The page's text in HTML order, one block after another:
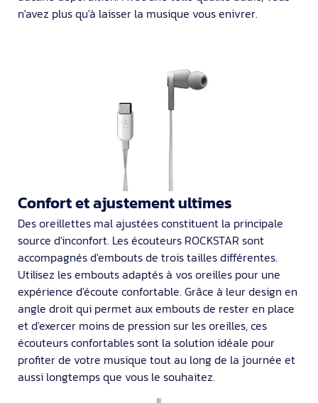
n'avez plus qu'à laisser la musique vous enivrer.
Confort et ajustement ultimes
Des oreillettes mal ajustées constituent la principale
source d'inconfort. Les écouteurs ROCKSTAR sont
accompagnés d'embouts de trois tailles différentes.
Utilisez les embouts adaptés à vos oreilles pour une
expérience d'écoute confortable. Grâce à leur design en
angle droit qui permet aux embouts de rester en place
et d'exercer moins de pression sur les oreilles, ces
écouteurs confortables sont la solution idéale pour
profiter de votre musique tout au long de la journée et
aussi longtemps que vous le souhaitez.